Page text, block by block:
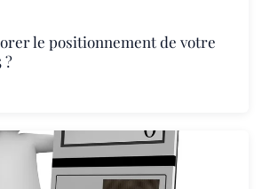
le positionnement de votre
?